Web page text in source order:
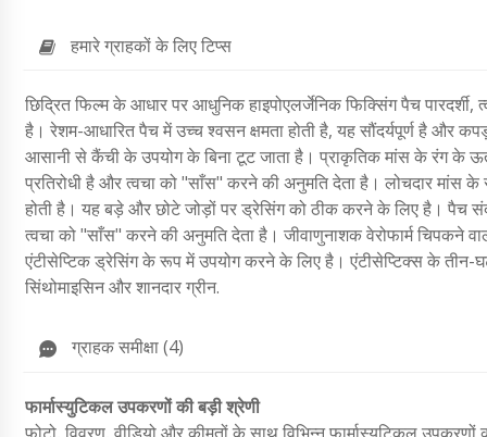
हमारे ग्राहकों के लिए टिप्स
छिद्रित फिल्म के आधार पर आधुनिक हाइपोएलर्जेनिक फिक्सिंग पैच
है। रेशम-आधारित पैच में उच्च श्वसन क्षमता होती है, यह सौंदर्यपूर्ण है और
आसानी से कैंची के उपयोग के बिना टूट जाता है। प्राकृतिक मांस के रंग के
प्रतिरोधी है और त्वचा को "साँस" करने की अनुमति देता है। लोचदार मांस
होती है। यह बड़े और छोटे जोड़ों पर ड्रेसिंग को ठीक करने के लिए है। पैच
त्वचा को "साँस" करने की अनुमति देता है। जीवाणुनाशक वेरोफार्म चिपकने
एंटीसेप्टिक ड्रेसिंग के रूप में उपयोग करने के लिए है। एंटीसेप्टिक्स के तीन-
सिंथोमाइसिन और शानदार ग्रीन.
ग्राहक समीक्षा (4)
फार्मास्युटिकल उपकरणों की बड़ी श्रेणी